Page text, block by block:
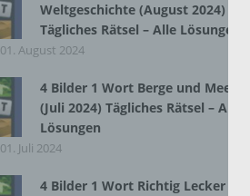
Weltgeschichte (August 2024)
Tägliches Rätsel – Alle Lösungen
01. August 2024
4 Bilder 1 Wort Berge und Meer
(Juli 2024) Tägliches Rätsel – Alle
Lösungen
01. Juli 2024
4 Bilder 1 Wort Richtig Lecker